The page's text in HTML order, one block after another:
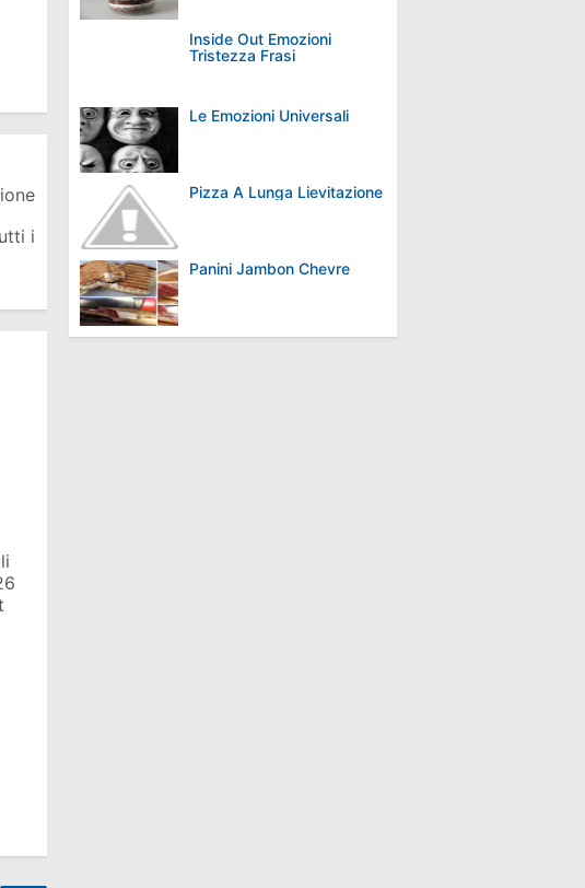
i
Inside Out Emozioni
Tristezza Frasi
Le Emozioni Universali
Pizza A Lunga Lievitazione
Panini Jambon Chevre